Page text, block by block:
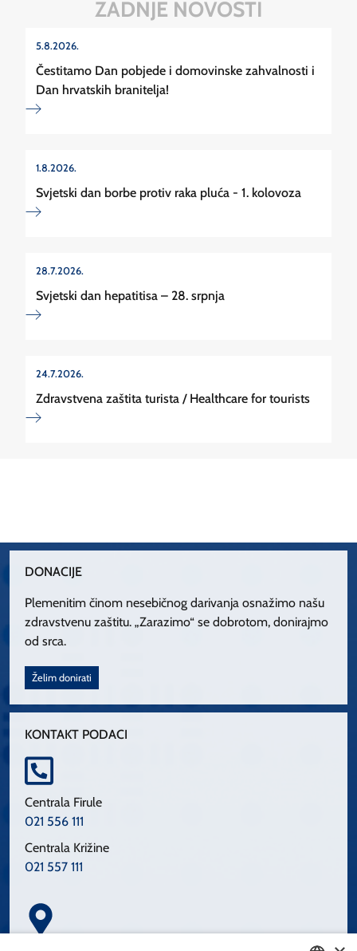
ZADNJE NOVOSTI
5.8.2026.
Čestitamo Dan pobjede i domovinske zahvalnosti i
Dan hrvatskih branitelja!
1.8.2026.
Svjetski dan borbe protiv raka pluća - 1. kolovoza
28.7.2026.
Svjetski dan hepatitisa – 28. srpnja
24.7.2026.
Zdravstvena zaštita turista / Healthcare for tourists
DONACIJE
Plemenitim činom nesebičnog darivanja osnažimo našu
zdravstvenu zaštitu. „Zarazimo“ se dobrotom, donirajmo
od srca.
Želim donirati
KONTAKT PODACI
Centrala Firule
021 556 111
Centrala Križine
021 557 111